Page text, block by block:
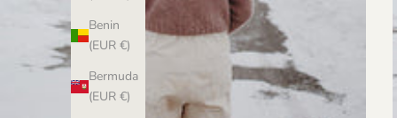
Benin
(EUR €)
Bermuda
(EUR €)